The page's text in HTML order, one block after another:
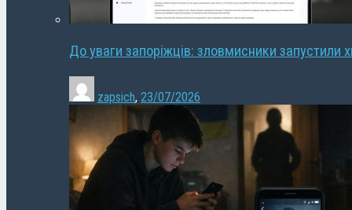
До уваги запоріжців: зловмисники запустили
zapsich, 23/07/2026